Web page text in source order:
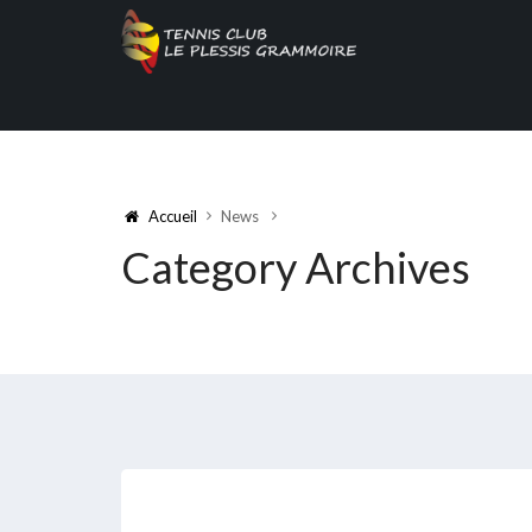
Accueil News
Category Archives